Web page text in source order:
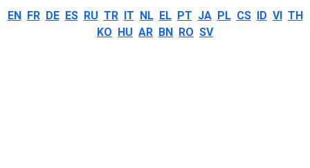
EN FR DE ES RU TR IT NL EL PT JA PL CS ID VI TH
KO HU AR BN RO SV